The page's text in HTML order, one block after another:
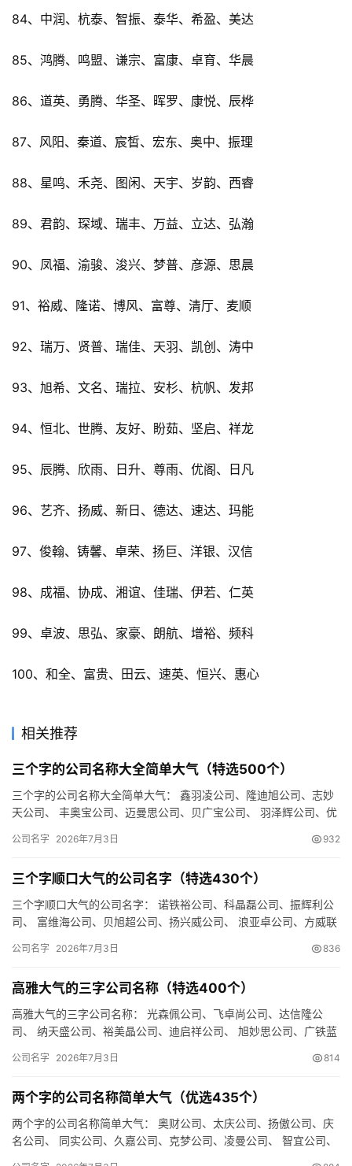
84、中润、杭泰、智振、泰华、希盈、美达
85、鸿腾、鸣盟、谦宗、富康、卓育、华晨
86、道英、勇腾、华圣、晖罗、康悦、辰桦
87、风阳、秦道、宸皙、宏东、奥中、振理
88、星鸣、禾尧、图闲、天宇、岁韵、西睿
89、君韵、琛域、瑞丰、万益、立达、弘瀚
90、凤福、渝骏、浚兴、梦普、彦源、思晨
91、裕威、隆诺、博风、富尊、清厅、麦顺
92、瑞万、贤普、瑞佳、天羽、凯创、涛中
93、旭希、文名、瑞拉、安杉、杭帆、发邦
94、恒北、世腾、友好、盼茹、坚启、祥龙
95、辰腾、欣雨、日升、尊雨、优阁、日凡
96、艺齐、扬威、新日、德达、速达、玛能
97、俊翰、铸馨、卓荣、扬巨、洋银、汉信
98、成福、协成、湘谊、佳瑞、伊若、仁英
99、卓波、思弘、家豪、朗航、增裕、频科
100、和全、富贵、田云、速英、恒兴、惠心
相关推荐
三个字的公司名称大全简单大气（特选500个）
三个字的公司名称大全简单大气： 鑫羽凌公司、隆迪旭公司、志妙
天公司、 丰奥宝公司、迈曼思公司、贝广宝公司、 羽泽辉公司、优
公司名字 2026年7月3日 932
三个字顺口大气的公司名字（特选430个）
三个字顺口大气的公司名字： 诺铁裕公司、科晶磊公司、振辉利公
司、 富维海公司、贝旭超公司、扬兴威公司、 浪亚卓公司、方威联
公司名字 2026年7月3日 836
高雅大气的三字公司名称（特选400个）
高雅大气的三字公司名称： 光森佩公司、飞卓尚公司、达信隆公
司、 纳天盛公司、裕美晶公司、迪启祥公司、 旭妙思公司、广铁蓝
公司名字 2026年7月3日 814
两个字的公司名称简单大气（优选435个）
两个字的公司名称简单大气： 奥财公司、太庆公司、扬傲公司、庆
名公司、 同实公司、久嘉公司、克梦公司、凌曼公司、 智宜公司、